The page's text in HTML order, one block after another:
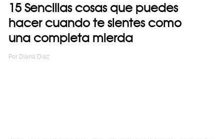
15 Sencillas cosas que puedes
hacer cuando te sientes como
una completa mierda
Por Diana Diaz